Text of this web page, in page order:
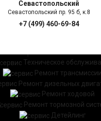
Севастопольский
Севастопольский пр. 95 б, к.8
+7 (499) 460-69-84
Техническое
Ремонт трансмиссии
Ремонт дизельных
Ремонт ходовой
Ремонт тормозной
Детейлинг